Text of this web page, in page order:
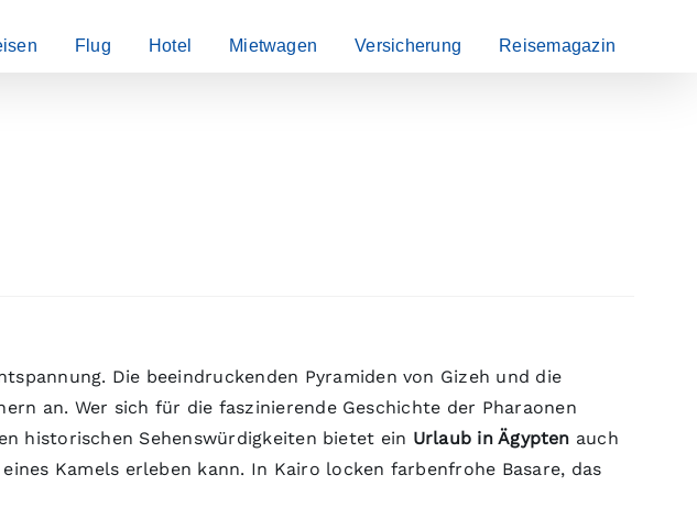
Flug Hotel Mietwagen Versicherung Reisemagazin
Die beeindruckenden Pyramiden von Gizeh und die
an. Wer sich für die faszinierende Geschichte der Pharaonen
historischen Sehenswürdigkeiten bietet ein Urlaub in Ägypten auch
Kamels erleben kann. In Kairo locken farbenfrohe Basare, das